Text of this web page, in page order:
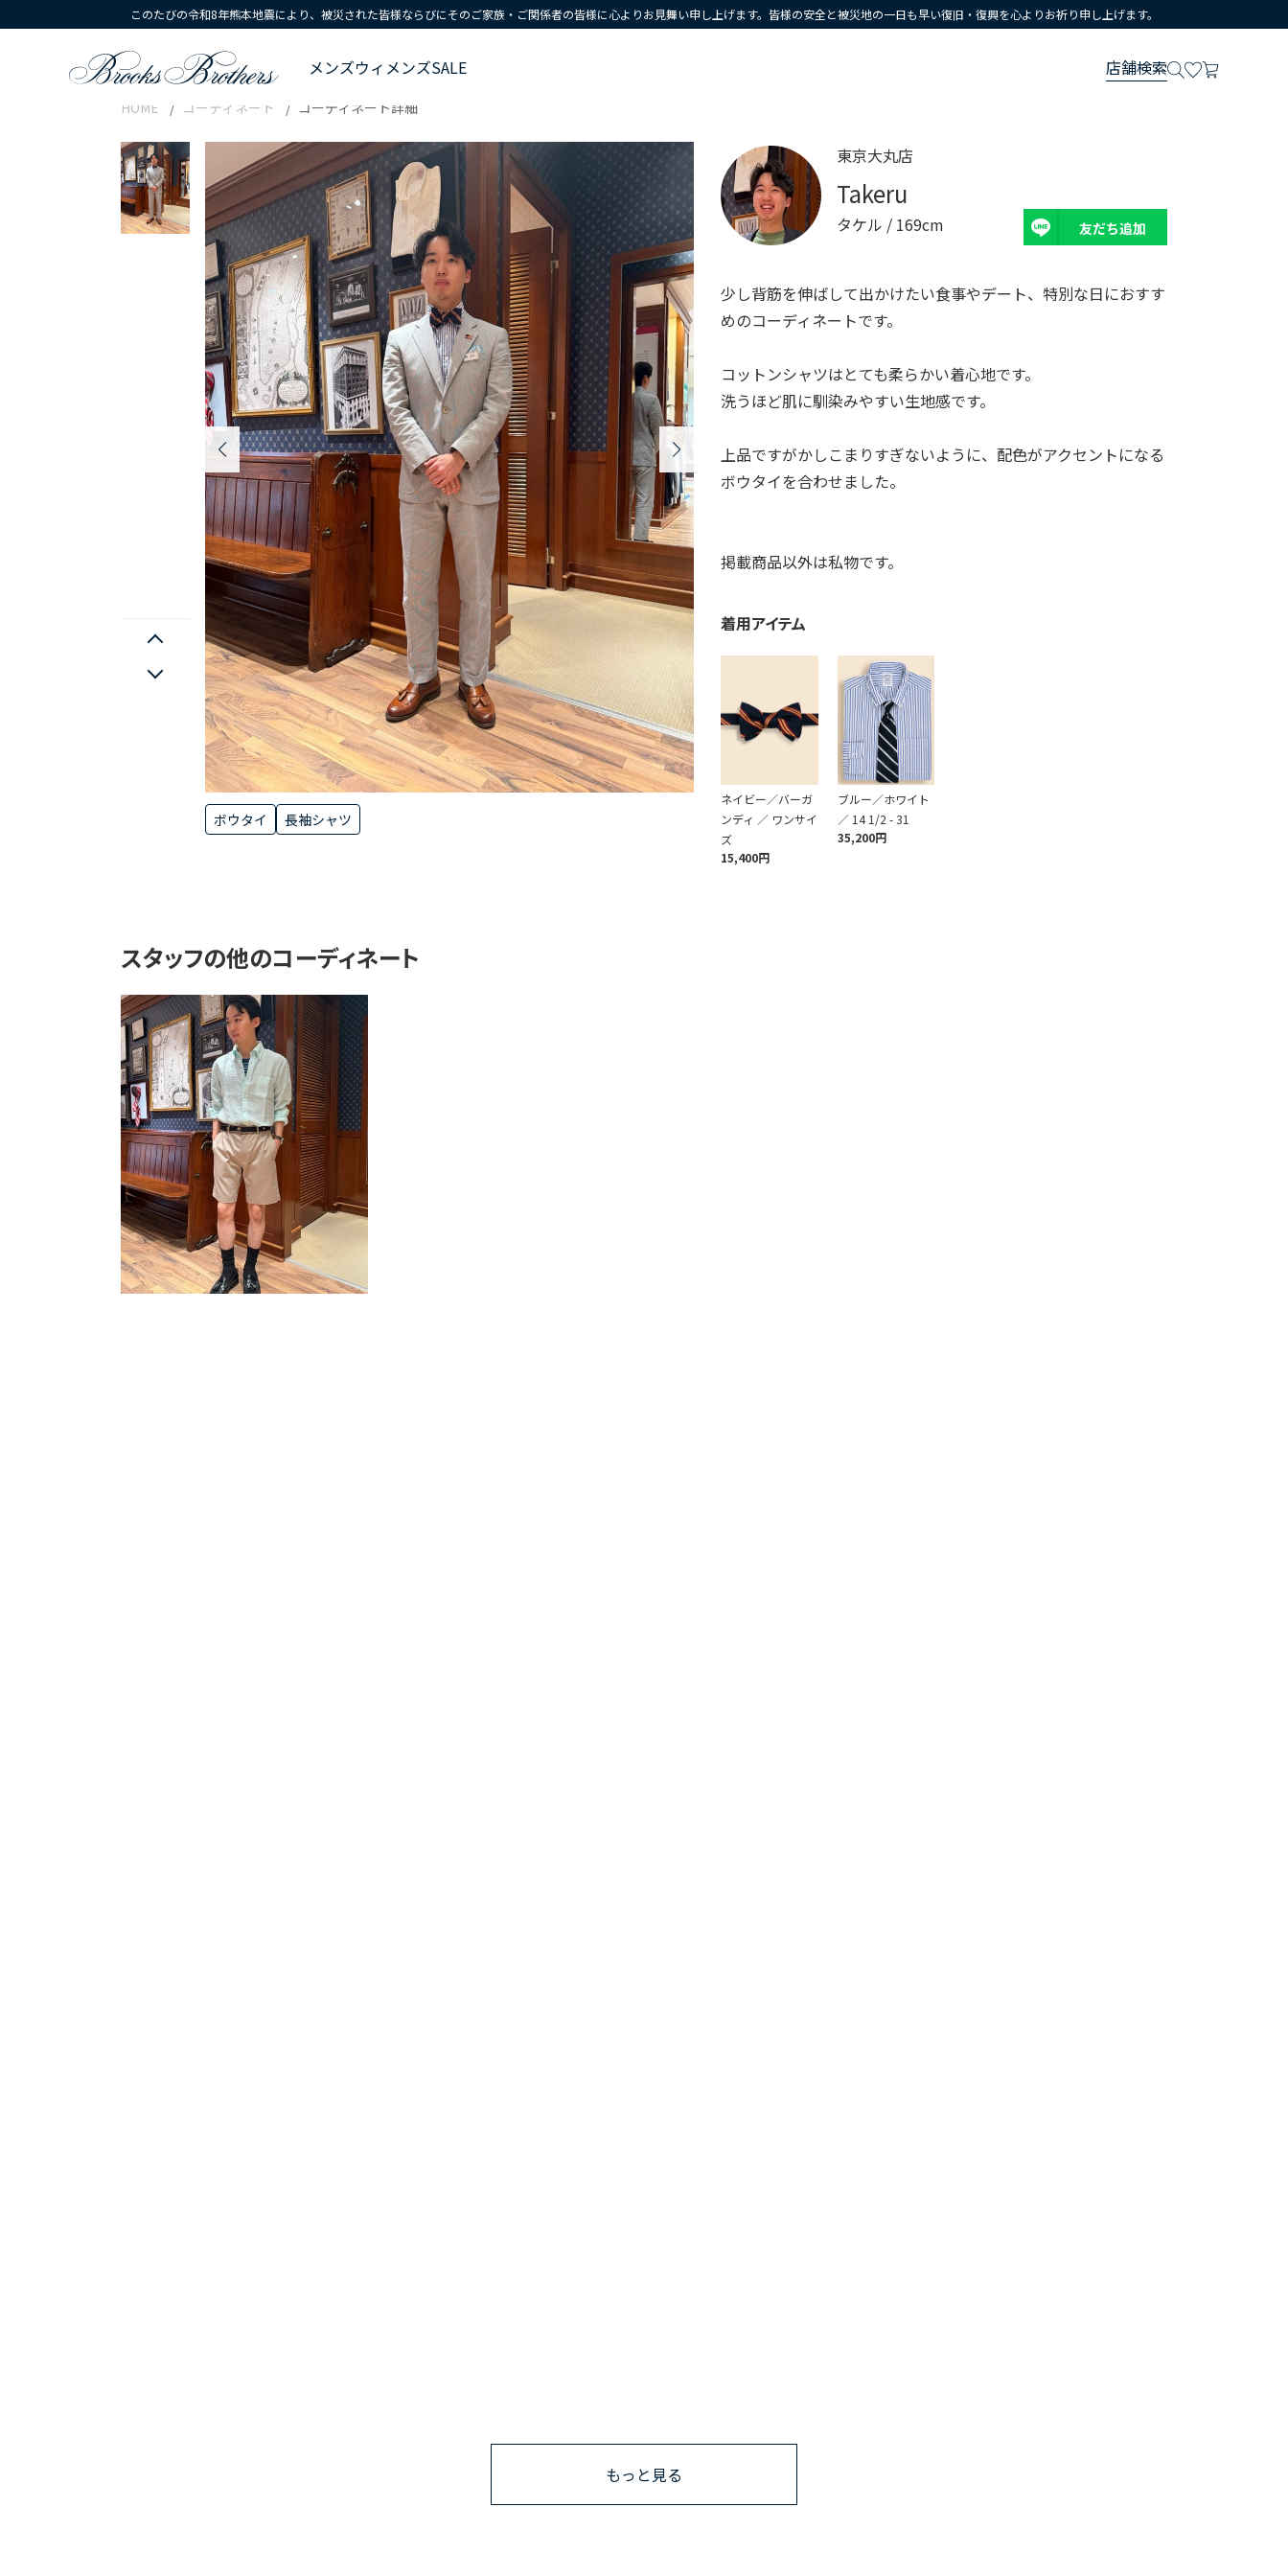
このたびの令和8年熊本地震により、被災された皆様ならびにそのご家族・ご関係者の皆様に心よりお見舞い申し上げます。皆様の安全と被災地の一日も早い復旧・復興を心よりお祈り申し上げます。
メンズウィメンズSALE 店舗検索
HOME コーディネート コーディネート詳細
ボウタイ 長袖シャツ
東京大丸店
Takeru
タケル / 169cm 友だち追加
少し背筋を伸ばして出かけたい食事やデート、特別な日におすす
めのコーディネートです。
コットンシャツはとても柔らかい着心地です。
洗うほど肌に馴染みやすい生地感です。
上品ですがかしこまりすぎないように、配色がアクセントになる
ボウタイを合わせました。
掲載商品以外は私物です。
着用アイテム
ネイビー／バーガ
ンディ ／ ワンサイ
ズ
15,400円
ブルー／ホワイト
／ 14 1/2 - 31
35,200円
スタッフの他のコーディネート
もっと見る